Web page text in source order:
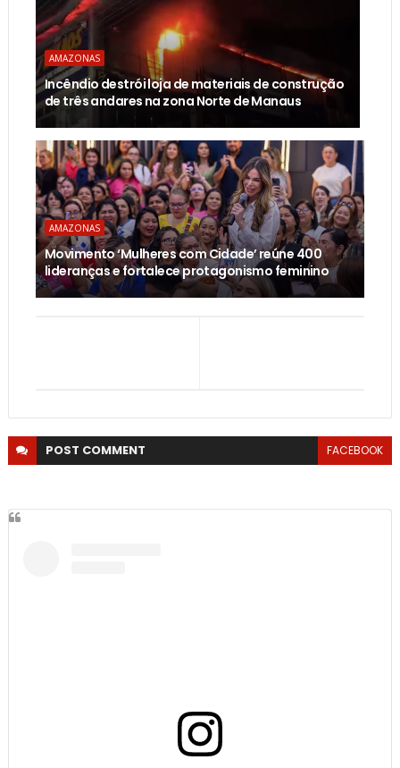
AMAZONAS
Incêndio destrói loja de materiais de construção
de três andares na zona Norte de Manaus
AMAZONAS
Movimento ‘Mulheres com Cidade’ reúne 400
lideranças e fortalece protagonismo feminino
POST COMMENT FACEBOOK